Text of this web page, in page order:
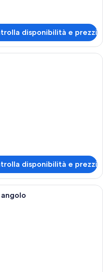
disponibilità e prezzi
camera d'albergo con un letto
disponibilità e prezzi
d'albergo moderna con una